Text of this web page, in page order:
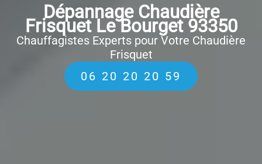
Dépannage Chaudière
Frisquet Le Bourget 93350
Chauffagistes Experts pour Votre Chaudière
Frisquet
06 20 20 20 59